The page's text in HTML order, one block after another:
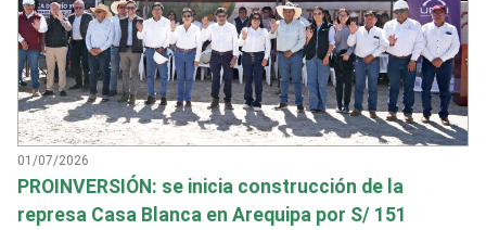
01/07/2026
PROINVERSIÓN: se inicia construcción de la
represa Casa Blanca en Arequipa por S/ 151